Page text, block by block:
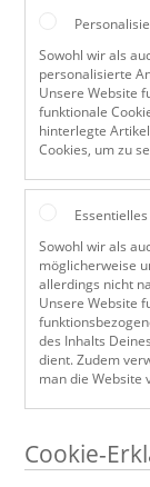
Sowohl wir als
personalisierte
Unsere Website
funktionale
hinterlegte
Cookies, um zu
Sowohl wir als
möglicherweise
allerdings nicht
Unsere Website
des Inhalts
dient. Zudem
man die Website
Cookie-